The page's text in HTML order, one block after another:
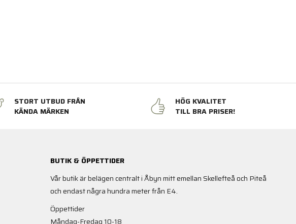
STORT UTBUD FRÅN
KÄNDA MÄRKEN
HÖG KVALITET
TILL BRA PRISER!
BUTIK & ÖPPETTIDER
Vår butik är belägen centralt i Åbyn mitt emellan Skellefteå och Piteå
och endast några hundra meter från E4.
Öppettider
Måndag-Fredag 10-18